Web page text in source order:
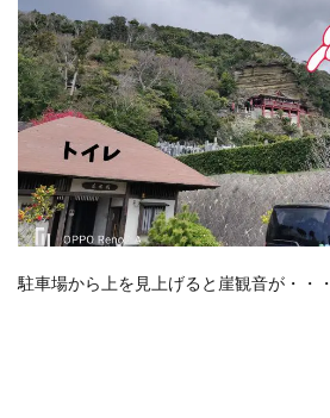
駐車場から上を見上げると崖観音が・・・